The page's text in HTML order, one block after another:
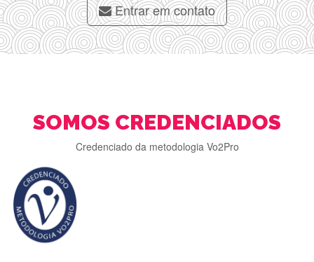
Entrar em contato
SOMOS CREDENCIADOS
Credenciado da metodologia Vo2Pro